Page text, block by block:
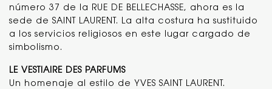
número 37 de la RUE DE BELLECHASSE, ahora es la
sede de SAINT LAURENT. La alta costura ha sustituido
a los servicios religiosos en este lugar cargado de
simbolismo.
LE VESTIAIRE DES PARFUMS
Un homenaje al estilo de YVES SAINT LAURENT.